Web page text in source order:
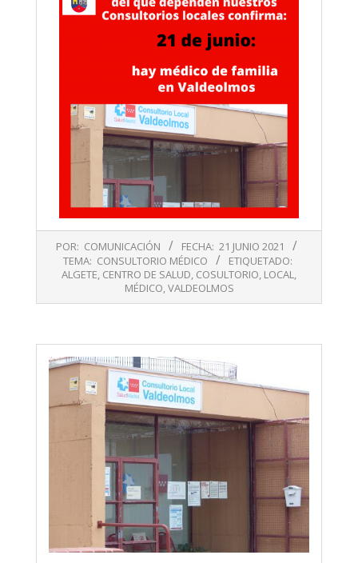
POR: COMUNICACIÓN FECHA: 21 JUNIO 2021
TEMA: CONSULTORIO MÉDICO
ETIQUETADO:
ALGETE, CENTRO DE SALUD, COSULTORIO, LOCAL,
MÉDICO,VALDEOLMOS